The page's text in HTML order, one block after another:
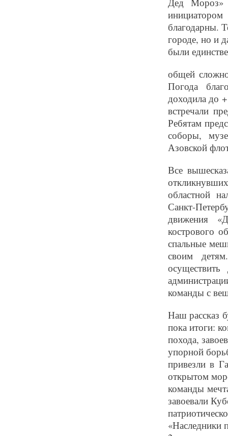
благодарны.
городе, но и
были
общей
Погода
доходила до
встречали
Ребятам
соборы,
Азовской
Все
областной
Санкт-
движения
кострового
спальные
своим
команды с
Наш рассказ
пока итоги:
похода,
упорной
привезли в
открытом
команды
завоевали
«Наследники